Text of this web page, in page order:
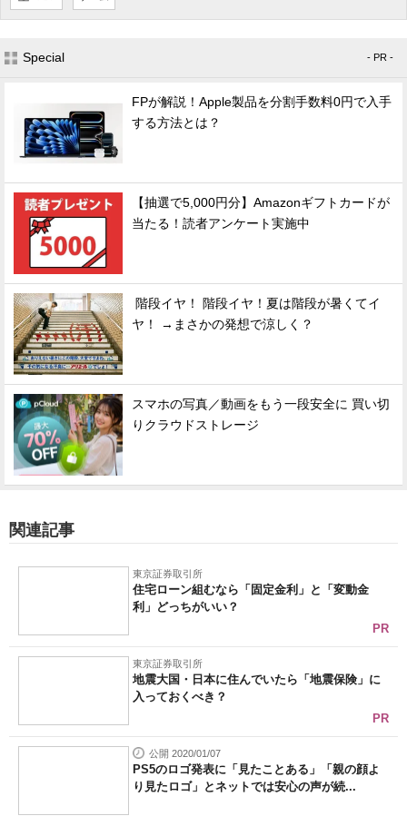
Special - PR -
FPが解説！Apple製品を分割手数料0円で入手
する方法とは？
【抽選で5,000円分】Amazonギフトカードが
当たる！読者アンケート実施中
階段イヤ！ 階段イヤ！夏は階段が暑くてイ
ヤ！ →まさかの発想で涼しく？
スマホの写真／動画をもう一段安全に 買い切
りクラウドストレージ
関連記事
東京証券取引所
住宅ローン組むなら「固定金利」と「変動金
利」どっちがいい？
PR
東京証券取引所
地震大国・日本に住んでいたら「地震保険」に
入っておくべき？
PR
公開 2020/01/07
PS5のロゴ発表に「見たことある」「親の顔よ
り見たロゴ」とネットでは安心の声が続...